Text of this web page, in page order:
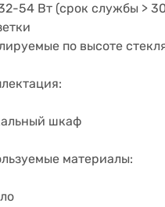
54 Вт (срок службы >
по высоте
шкаф
материалы: